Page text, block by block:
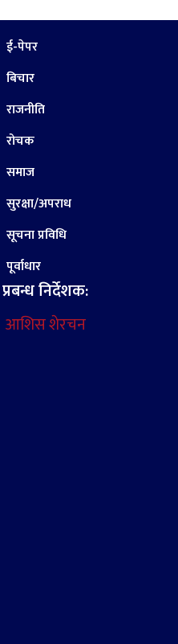
ई-पेपर
बिचार
राजनीति
रोचक
समाज
सुरक्षा/अपराध
सूचना प्रविधि
पूर्वाधार
प्रबन्ध निर्देशक:
आशिस शेरचन